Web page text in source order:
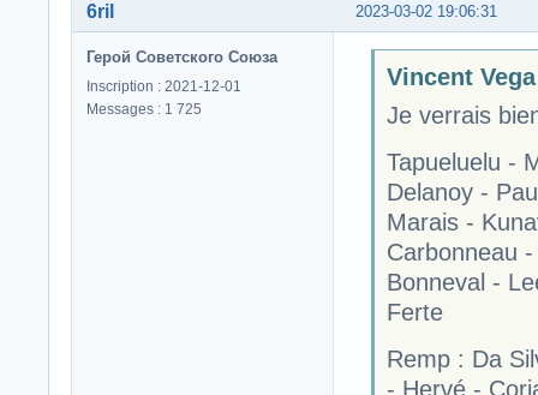
2023-03-02 19:06:31
6ril
Герой Советского Союза
Inscription : 2021-12-01
Messages : 1 725
Vincent
Je verrais
Tapueluelu -
Delanoy -
Marais -
Carbonneau
Bonneval -
Ferte
Remp : Da
- Hervé -